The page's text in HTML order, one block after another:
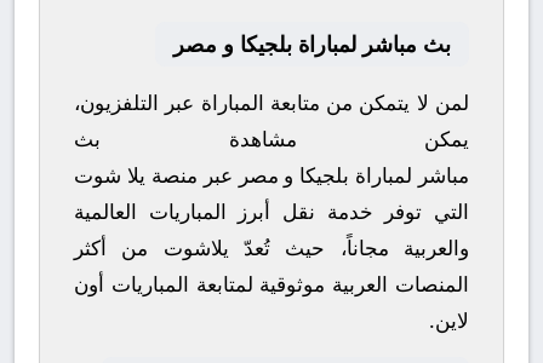
بث مباشر لمباراة بلجيكا و مصر
لمن لا يتمكن من متابعة المباراة عبر التلفزيون،
يمكن مشاهدة بث
مباشر لمباراة بلجيكا و مصر عبر منصة يلا شوت
التي توفر خدمة نقل أبرز المباريات العالمية
والعربية مجاناً، حيث تُعدّ يلاشوت من أكثر
المنصات العربية موثوقية لمتابعة المباريات أون
لاين.